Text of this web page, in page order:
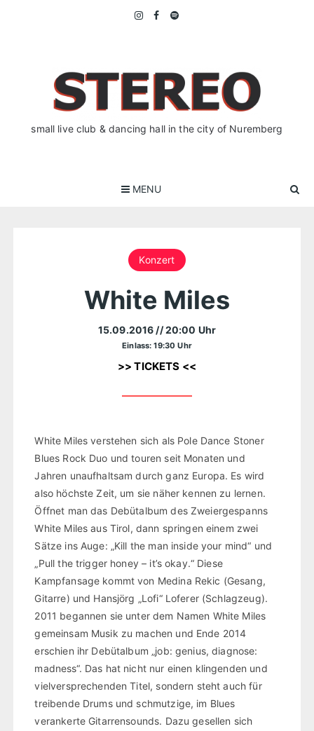
small live club & dancing hall in the city of Nuremberg
MENU
Konzert
White Miles
15.09.2016 // 20:00 Uhr
Einlass: 19:30 Uhr
>> TICKETS <<
White Miles verstehen sich als Pole Dance Stoner
Blues Rock Duo und touren seit Monaten und
Jahren unaufhaltsam durch ganz Europa. Es wird
also höchste Zeit, um sie näher kennen zu lernen.
Öffnet man das Debütalbum des Zweiergespanns
White Miles aus Tirol, dann springen einem zwei
Sätze ins Auge: „Kill the man inside your mind“ und
„Pull the trigger honey – it’s okay.“ Diese
Kampfansage kommt von Medina Rekic (Gesang,
Gitarre) und Hansjörg „Lofi“ Loferer (Schlagzeug).
2011 begannen sie unter dem Namen White Miles
gemeinsam Musik zu machen und Ende 2014
erschien ihr Debütalbum „job: genius, diagnose:
madness“. Das hat nicht nur einen klingenden und
vielversprechenden Titel, sondern steht auch für
treibende Drums und schmutzige, im Blues
verankerte Gitarrensounds. Dazu gesellen sich